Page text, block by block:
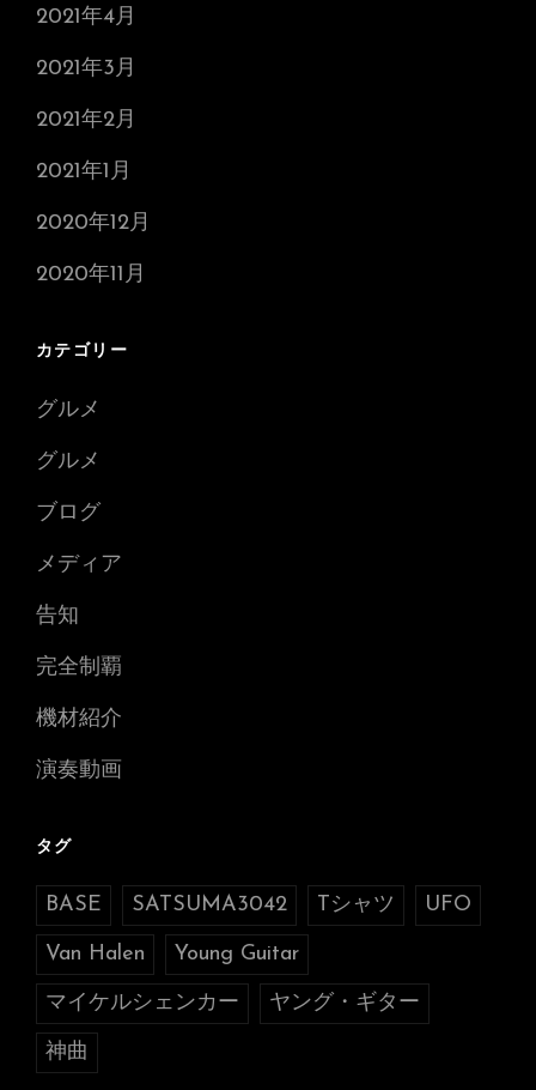
2021年4月
2021年3月
2021年2月
2021年1月
2020年12月
2020年11月
カテゴリー
グルメ
グルメ
ブログ
メディア
告知
完全制覇
機材紹介
演奏動画
タグ
BASE SATSUMA3042 Tシャツ UFO
Van Halen Young Guitar
マイケルシェンカー ヤング・ギター
神曲